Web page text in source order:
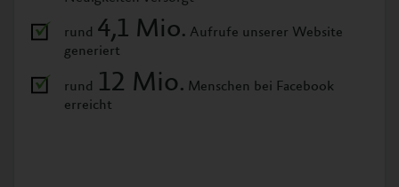
rund 4,1 Mio. Aufrufe unserer Website
generiert
rund 12 Mio. Menschen bei Facebook
erreicht